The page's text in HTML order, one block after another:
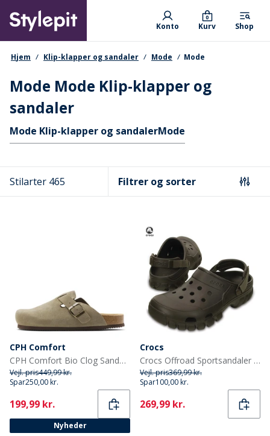
main
content
Primary departments
Konto Kurv
0
Shop
navigationssti
Hjem Klip-klapper og sandaler Mode Mode
Mode Mode Klip-klapper og
sandaler
Hurtige links
Mode Klip-klapper og sandalerMode
Stilarter 465 Filtrer og sorter
CPH Comfort
CPH Comfort Bio Clog Sandaler af ruskind Taupe
Vejl. pris449,99 kr.
Spar250,00 kr.
Current
199,99 kr.
Nyheder
Crocs
Crocs Offroad Sportsandaler Espresso/Valnød
Vejl. pris369,99 kr.
Spar100,00 kr.
Current
269,99 kr.